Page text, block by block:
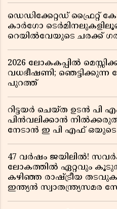
ഡെഡിക്കേറ്റഡ് ഫ്രൈറ്റ്
കാർഗോ
റെയിൽവേയുടെ ചരക്ക്
2026 ലോകകപ്പിൽ
വധഭീഷണി;
പുറത്ത്
റിട്ടയർ ചെയ്ത ഉടൻ
പിൻവലിക്കാൻ
നേടാൻ ഇ പി എഫ് ഒയുടെ
47 വർഷം ജയിലിൽ!
ലോകത്തിൽ ഏറ്റവും
കഴിഞ്ഞ രാഷ്ട്രീയ
ഇന്ത്യൻ സ്വാതന്ത്ര്യസമര